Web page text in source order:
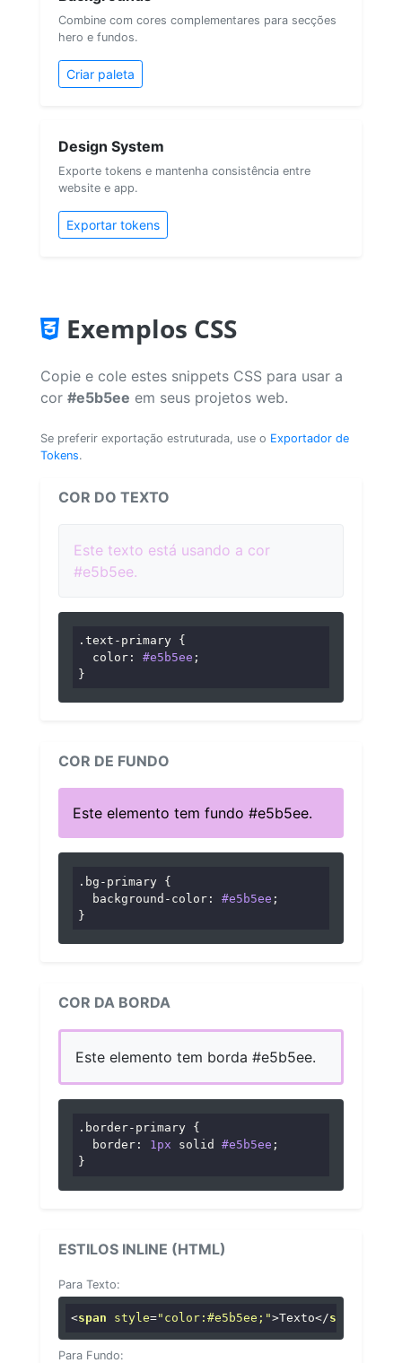
Combine com cores complementares para secções
hero e fundos.
Criar paleta
Design System
Exporte tokens e mantenha consistência entre
website e app.
Exportar tokens
Exemplos CSS
Copie e cole estes snippets CSS para usar a
cor #e5b5ee em seus projetos web.
Se preferir exportação estruturada, use o Exportador de
Tokens.
COR DO TEXTO
Este texto está usando a cor
#e5b5ee.
.text-primary {
color : #e5b5ee ;
}
COR DE FUNDO
Este elemento tem fundo #e5b5ee.
.bg-primary {
background-color : #e5b5ee ;
}
COR DA BORDA
Este elemento tem borda #e5b5ee.
.border-primary {
border : 1px solid #e5b5ee ;
}
ESTILOS INLINE (HTML)
Para Texto:
<span style="color:#e5b5ee;">Texto</span
Para Fundo: